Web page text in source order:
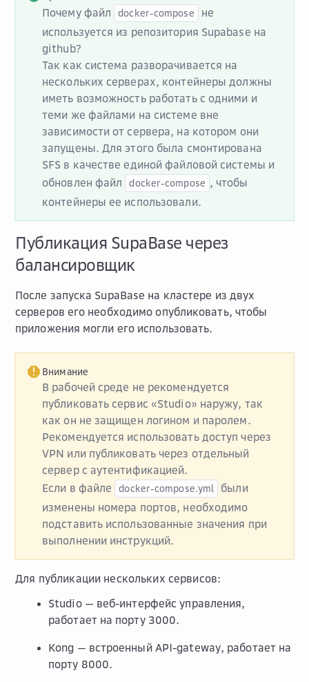
Почему файл docker-compose
не
используется из репозитория Supabase на
github?
Так как система разворачивается на
нескольких серверах, контейнеры должны
иметь возможность работать с одними и
теми же файлами на системе вне
зависимости от сервера, на котором они
запущены. Для этого была смонтирована
SFS в качестве единой файловой системы и
обновлен файл
docker-compose , чтобы
контейнеры ее использовали.
Публикация SupaBase через
балансировщик
После запуска SupaBase на кластере из двух
серверов его необходимо опубликовать, чтобы
приложения могли его использовать.
Внимание
В рабочей среде не рекомендуется
публиковать сервис «Studio» наружу, так
как он не защищен логином и паролем.
Рекомендуется использовать доступ через
VPN или публиковать через отдельный
сервер с аутентификацией.
Если в файле
docker-compose.yml
были
изменены номера портов, необходимо
подставить использованные значения при
выполнении инструкций.
Для публикации нескольких сервисов:
Studio — веб-интерфейс управления,
работает на порту 3000.
Kong — встроенный API-gateway, работает на
порту 8000.